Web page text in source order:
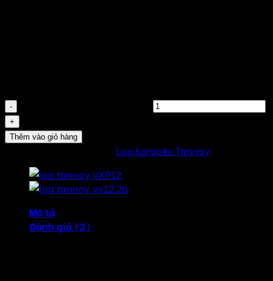
Thêm vào giỏ hàng
Loa karaoke Tannoy
Mô tả
Đánh giá (3)